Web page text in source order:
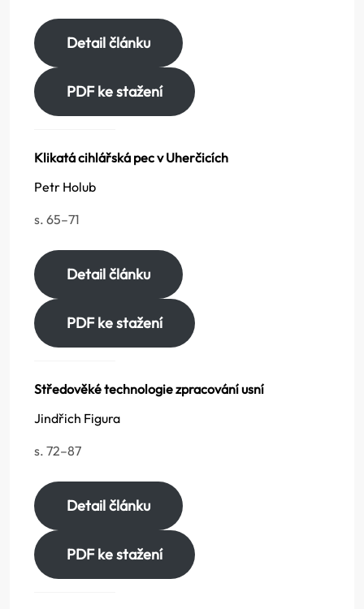
Detail článku
PDF ke stažení
Klikatá cihlářská pec v Uherčicích
Petr Holub
s. 65–71
Detail článku
PDF ke stažení
Středověké technologie zpracování usní
Jindřich Figura
s. 72–87
Detail článku
PDF ke stažení